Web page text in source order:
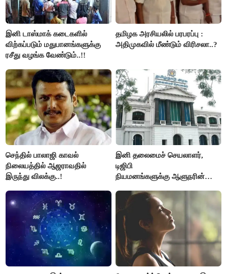
இனி டாஸ்மாக் கடைகளில்
விற்கப்படும் மதுபானங்களுக்கு
ரசீது வழங்க வேண்டும்..!!
தமிழக அரசியலில் பரபரப்பு :
அதிமுகவில் மீண்டும் விரிசலா..?
செந்தில் பாலாஜி காவல்
நிலையத்தில் ஆஜராவதில்
இருந்து விலக்கு..!
இனி தலைமைச் செயலாளர்,
டிஜிபி
நியமனங்களுக்கு ஆளுநரின்
தமிழ்நாடு அரசு அதிரடி..!